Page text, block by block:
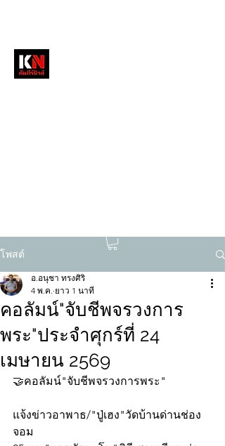
โพสต์
คอลัมน์"จับชีพจรวงการ
พระ"ประจำศุกร์ที่ 24
เมษายน 2569
อ.อนุชา ทรงศิริ
4 พ.ค. ยาว 1 นาที
🤝คอลัมน์"จับชีพจรวงการพระ"
แจ้งข่าวอาพาธ/"ปู่เฮง"วัดบ้านด่านช่อง
จอม